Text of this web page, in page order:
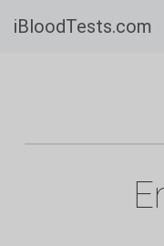
iBloodTests.com